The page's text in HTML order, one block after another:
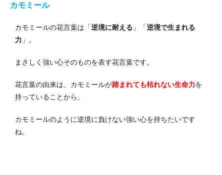
カモミール
カモミールの花言葉は「逆境に耐える 」「逆境で生まれる
力 」。
まさしく強い心そのものを表す花言葉です。
花言葉の由来は、カモミールが踏まれても枯れない生命力を
持っていることから。
カモミールのように逆境に負けない強い心を持ちたいです
ね。